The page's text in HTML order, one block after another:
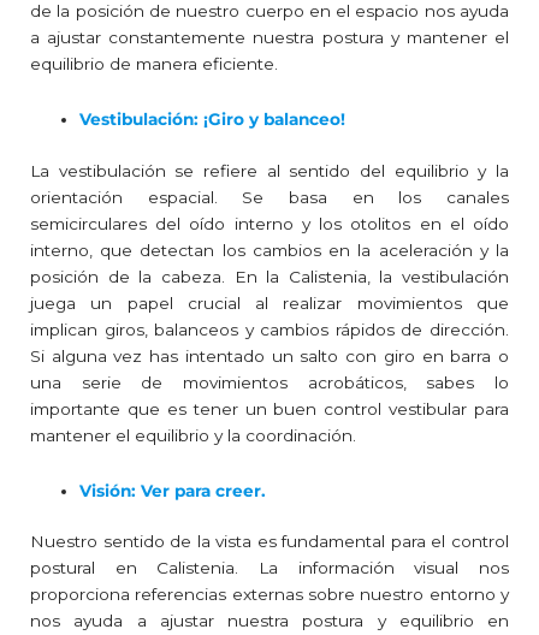
de la posición de nuestro cuerpo en el espacio nos ayuda
a ajustar constantemente nuestra postura y mantener el
equilibrio de manera eficiente.
Vestibulación: ¡Giro y balanceo!
La vestibulación se refiere al sentido del equilibrio y la
orientación espacial. Se basa en los canales
semicirculares del oído interno y los otolitos en el oído
interno, que detectan los cambios en la aceleración y la
posición de la cabeza. En la Calistenia, la vestibulación
juega un papel crucial al realizar movimientos que
implican giros, balanceos y cambios rápidos de dirección.
Si alguna vez has intentado un salto con giro en barra o
una serie de movimientos acrobáticos, sabes lo
importante que es tener un buen control vestibular para
mantener el equilibrio y la coordinación.
Visión: Ver para creer.
Nuestro sentido de la vista es fundamental para el control
postural en Calistenia. La información visual nos
proporciona referencias externas sobre nuestro entorno y
nos ayuda a ajustar nuestra postura y equilibrio en